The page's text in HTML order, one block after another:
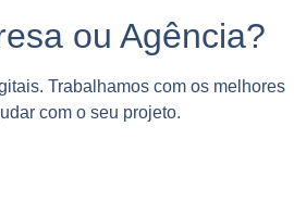
ou Agência?
Trabalhamos com os melhores
com o seu projeto.